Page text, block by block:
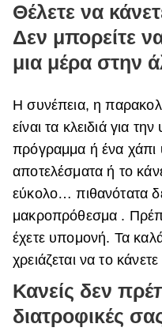
Θέλετε να
Δεν μπορείτε
μια μέρα στην
Η συνέπεια, η
είναι τα κλειδιά για
πρόγραμμα ή ένα χάπι
αποτελέσματα ή το
εύκολο… πιθανότατα
μακροπρόθεσμα .
έχετε υπομονή. Τα
χρειάζεται να το
Κανείς δεν
διατροφικές